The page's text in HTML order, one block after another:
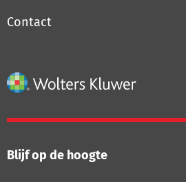
Contact
Blijf op de hoogte